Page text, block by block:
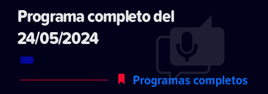
Programa completo del
24/05/2024
Programas completos